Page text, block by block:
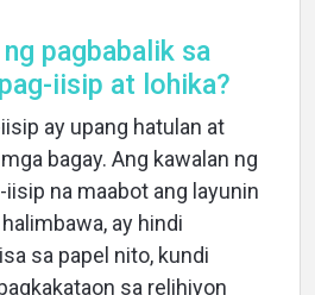
pagbabalik sa
iisip at lohika?
ay upang hatulan at
bagay. Ang kawalan ng
iisip na maabot ang layunin
ay hindi
sa papel nito, kundi
sa relihiyon